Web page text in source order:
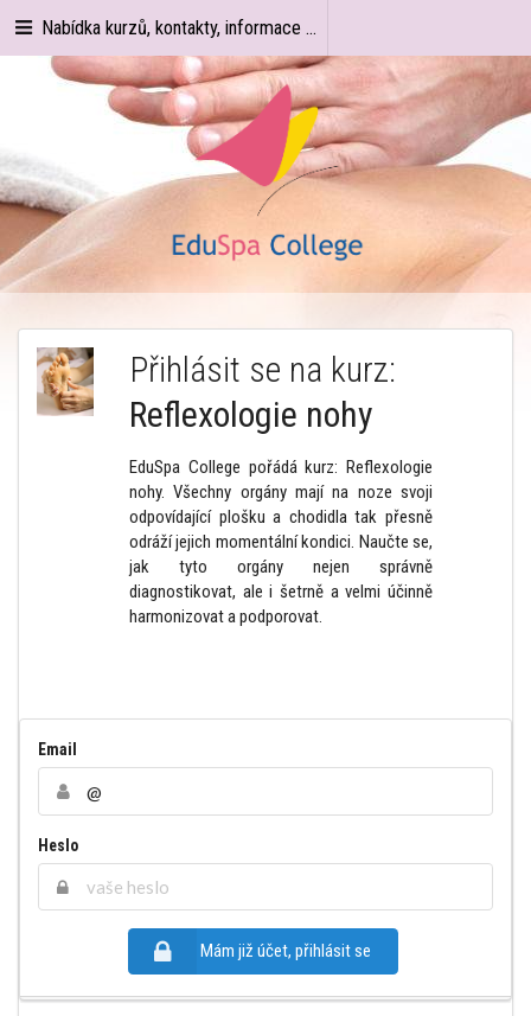
Nabídka kurzů, kontakty, informace ...
Přihlásit se na kurz:
Reflexologie nohy
EduSpa College pořádá kurz: Reflexologie
nohy. Všechny orgány mají na noze svoji
odpovídající plošku a chodidla tak přesně
odráží jejich momentální kondici. Naučte se,
jak tyto orgány nejen správně
diagnostikovat, ale i šetrně a velmi účinně
harmonizovat a podporovat.
Email
Heslo
Mám již účet, přihlásit se